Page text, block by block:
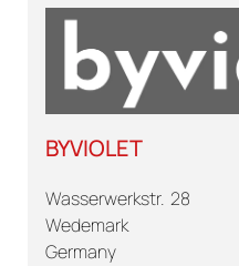
BYVIOLET
Wasserwerkstr. 28
Wedemark
Germany